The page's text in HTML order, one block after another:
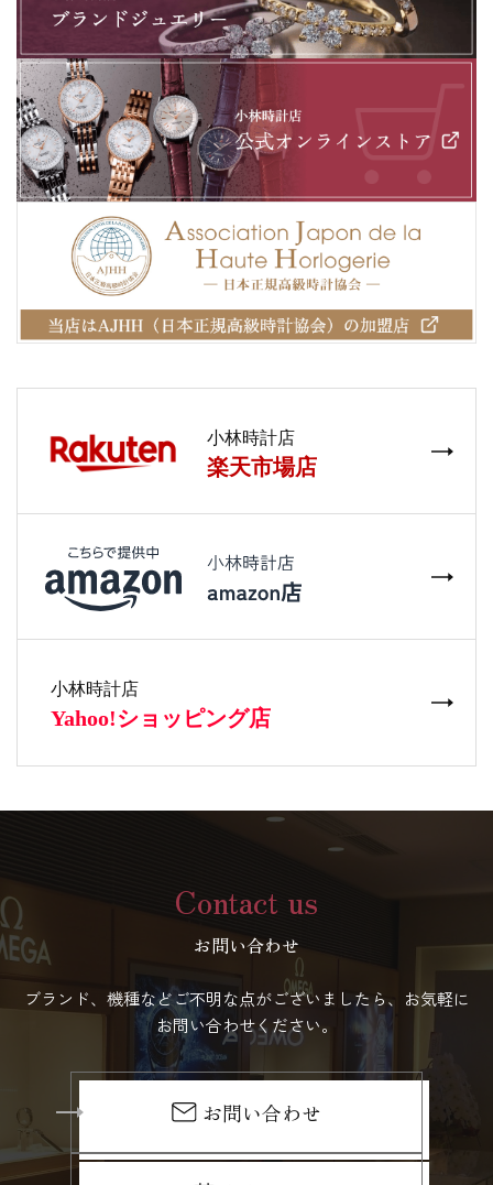
Contact us
お問い合わせ
ブランド、機種などご不明な点がございましたら、お気軽に
お問い合わせください。
お問い合わせ